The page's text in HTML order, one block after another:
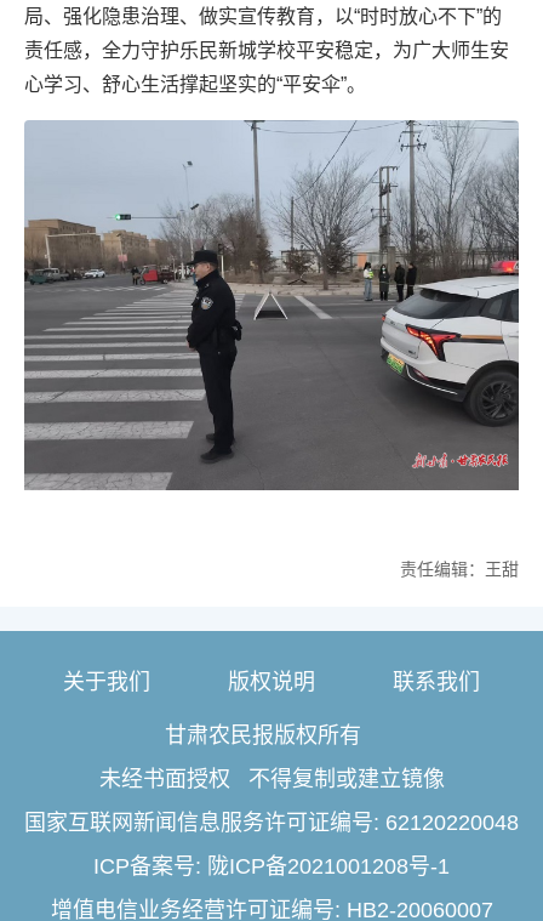
局、强化隐患治理、做实宣传教育，以“时时放心不下”的
责任感，全力守护乐民新城学校平安稳定，为广大师生安
心学习、舒心生活撑起坚实的“平安伞”。
责任编辑：王甜
关于我们 版权说明 联系我们
甘肃农民报版权所有
未经书面授权 不得复制或建立镜像
国家互联网新闻信息服务许可证编号: 62120220048
ICP备案号: 陇ICP备2021001208号-1
增值电信业务经营许可证编号: HB2-20060007